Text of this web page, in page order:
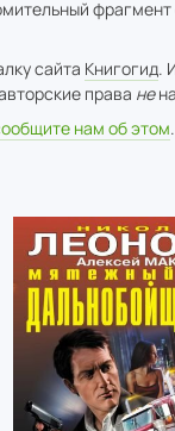
фрагмент
сайта Книгогид.
права не
нам об этом.